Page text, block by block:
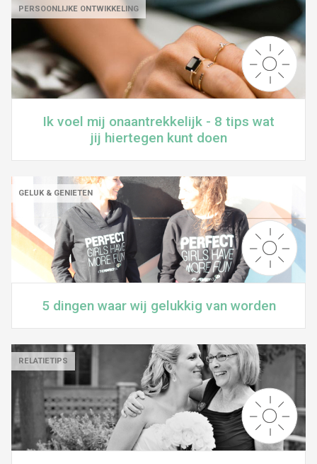
PERSOONLIJKE ONTWIKKELING
Ik voel mij onaantrekkelijk - 8 tips wat
jij hiertegen kunt doen
GELUK & GENIETEN
5 dingen waar wij gelukkig van worden
RELATIETIPS